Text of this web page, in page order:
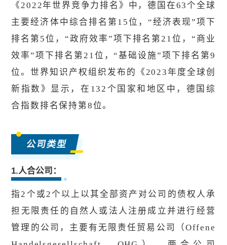
《2022年世界竞争力排名》中，德国在63个全球
主要经济体中综合排名第15位，“经济表现”项下
排名第5位，“政府效率”项下排名第21位，“商业
效率”项下排名第21位，“基础设施”项下排名第9
位。世界知识产权组织发布的《2023年度全球创
新指数》显示，在132个国家和地区中，德国综
合指数排名保持第8位。
公司类型
1.人合公司：
指2个或2个以上以其全部资产对公司的债权人承
担无限责任的自然人或法人注册成立并进行经营
管理的公司，主要有无限责任贸易公司（Offene